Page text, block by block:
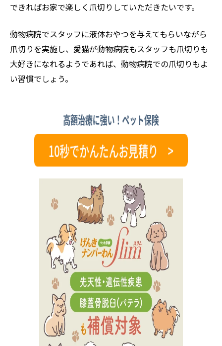
できればお家で楽しく爪切りしていただきたいです。
動物病院でスタッフに液体おやつを与えてもらいながら
爪切りを実施し、愛猫が動物病院もスタッフも爪切りも
大好きになれるようであれば、動物病院での爪切りもよ
い習慣でしょう。